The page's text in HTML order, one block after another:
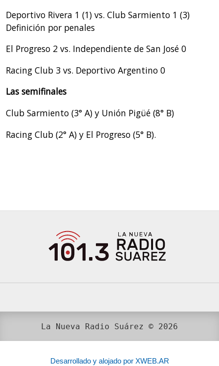
Deportivo Rivera 1 (1) vs. Club Sarmiento 1 (3)
Definición por penales
El Progreso 2 vs. Independiente de San José 0
Racing Club 3 vs. Deportivo Argentino 0
Las semifinales
Club Sarmiento (3° A) y Unión Pigüé (8° B)
Racing Club (2° A) y El Progreso (5° B).
La Nueva Radio Suárez © 2026
Desarrollado y alojado por XWEB.AR